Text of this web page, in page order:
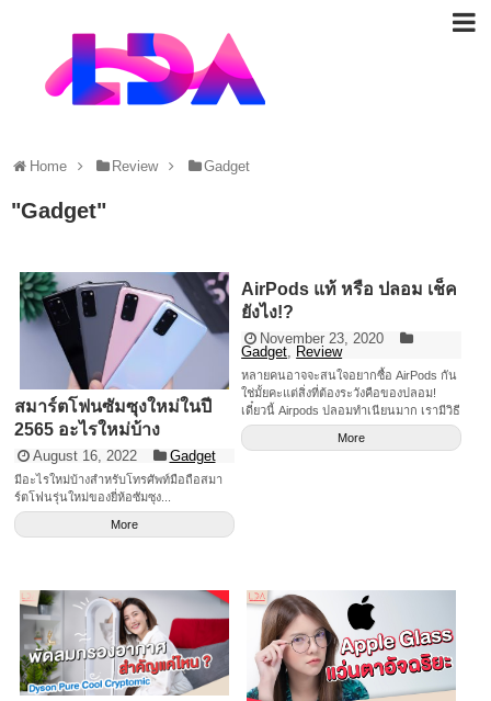
Home Review Gadget
"Gadget"
สมาร์ตโฟนซัมซุงใหม่ในปี
2565 อะไรใหม่บ้าง
August 16, 2022 Gadget
มีอะไรใหม่บ้างสำหรับโทรศัพท์มือถือสมา
ร์ตโฟนรุ่นใหม่ของยี่ห้อซัมซุง...
More
AirPods แท้ หรือ ปลอม เช็ค
ยังไง!?
November 23, 2020
Gadget, Review
หลายคนอาจจะสนใจอยากซื้อ AirPods กัน
ใช่มั้ยคะแต่สิ่งที่ต้องระวังคือของปลอม!
เดี๋ยวนี้ Airpods ปลอมทำเนียนมาก เรามีวิธี
แยกของปลอมกับแท้มาบอกค่ะ
More